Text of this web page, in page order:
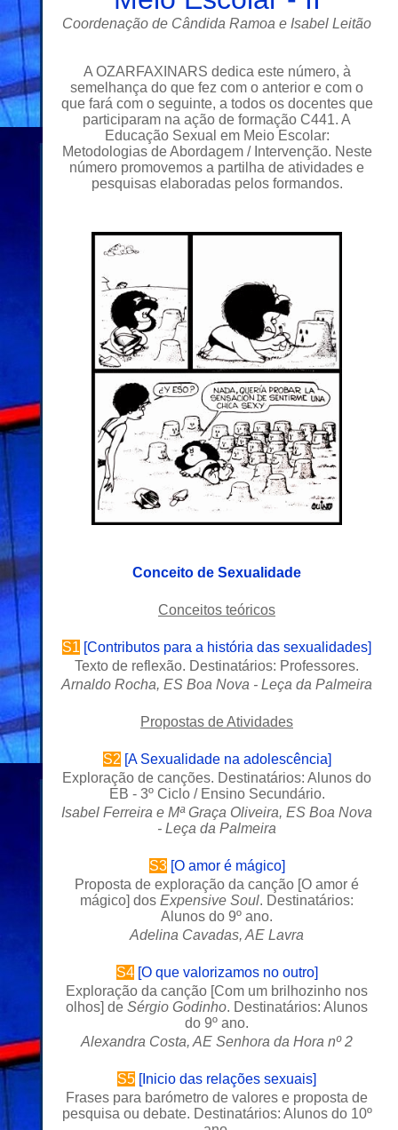
Coordenação de Cândida Ramoa e Isabel Leitão
A OZARFAXINARS dedica este número, à
semelhança do que fez com o anterior e com o
que fará com o seguinte, a todos os docentes que
participaram na ação de formação C441. A
Educação Sexual em Meio Escolar:
Metodologias de Abordagem / Intervenção. Neste
número promovemos a partilha de atividades e
pesquisas elaboradas pelos formandos.
Conceito de Sexualidade
Conceitos teóricos
S1 [Contributos para a história das sexualidades]
Texto de reflexão. Destinatários: Professores.
Arnaldo Rocha, ES Boa Nova - Leça da Palmeira
Propostas de Atividades
S2 [A Sexualidade na adolescência]
Exploração de canções. Destinatários: Alunos do
EB - 3º Ciclo / Ensino Secundário.
Isabel Ferreira e Mª Graça Oliveira, ES Boa Nova
- Leça da Palmeira
S3 [O amor é mágico]
Proposta de exploração da canção [O amor é
mágico] dos Expensive Soul. Destinatários:
Alunos do 9º ano.
Adelina Cavadas, AE Lavra
S4[O que valorizamos no outro]
Exploração da canção [Com um brilhozinho nos
olhos] de Sérgio Godinho. Destinatários: Alunos
do 9º ano.
Alexandra Costa, AE Senhora da Hora nº 2
S5 [Inicio das relações sexuais]
Frases para barómetro de valores e proposta de
pesquisa ou debate. Destinatários: Alunos do 10º